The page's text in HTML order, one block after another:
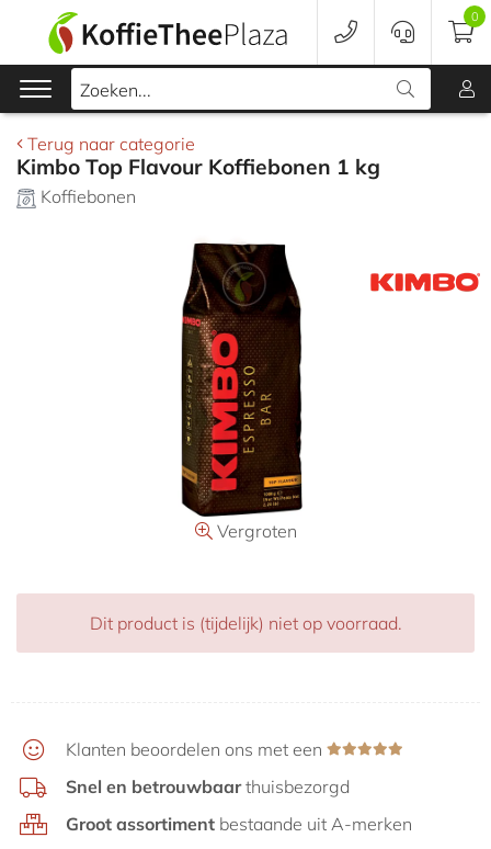
Zoeken...
0
Koffieapparaten
Voordeelverpakking
Onderhoud
Accessoires
Merken
Aanbiedingen
Terug naar categorie
Kimbo Top Flavour Koffiebonen 1 kg
Koffiebonen
Vergroten
Dit product is (tijdelijk) niet op voorraad.
Klanten beoordelen ons met een
Snel en betrouwbaarthuisbezorgd
Groot assortiment bestaande uit A-merken